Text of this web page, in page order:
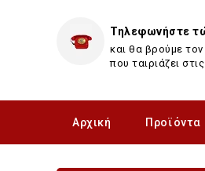
Τηλεφωνήστε
και θα βρούμε
που ταιριάζει
Αρχική Προϊόντα